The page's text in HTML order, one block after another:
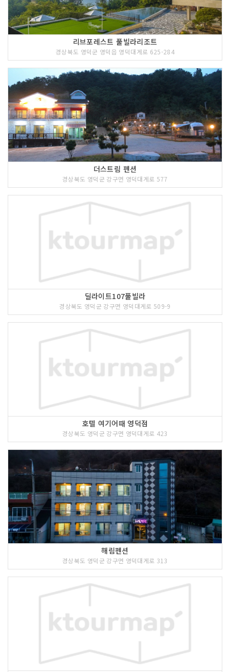
리브포레스트 풀빌라리조트
경상북도 영덕군 영덕읍 영덕대게로 625-284
더스트림 펜션
경상북도 영덕군 강구면 영덕대게로 577
딜라이트107풀빌라
경상북도 영덕군 강구면 영덕대게로 509-9
호텔 여기어때 영덕점
경상북도 영덕군 강구면 영덕대게로 423
해림펜션
경상북도 영덕군 강구면 영덕대게로 313